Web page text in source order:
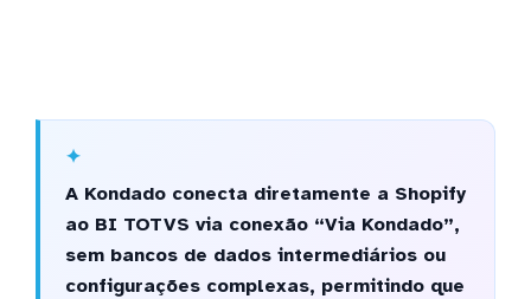
A Kondado conecta diretamente a Shopify
ao BI TOTVS via conexão “Via Kondado”,
sem bancos de dados intermediários ou
configurações complexas, permitindo que